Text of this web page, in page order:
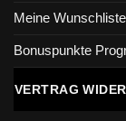
Meine Wunschliste
Bonuspunkte
VERTRAG